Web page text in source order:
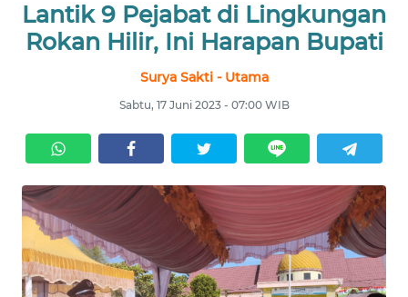
Lantik 9 Pejabat di Lingkungan
Rokan Hilir, Ini Harapan Bupati
Surya Sakti - Utama
Sabtu, 17 Juni 2023 - 07:00 WIB
UTAMA
SERBA-
SERBI
HUKRIM
OPINI